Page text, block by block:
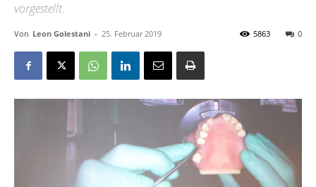
vorgestellt.
Von Leon Golestani - 25. Februar 2019 0
5863